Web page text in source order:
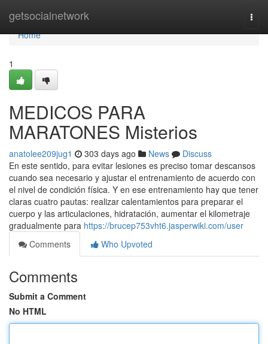
getsocialnetwork
Home
Home
1
MEDICOS PARA
MARATONES Misterios
anatolee209jug1 303 days ago News
Discuss
En este sentido, para evitar lesiones es preciso tomar descansos
cuando sea necesario y ajustar el entrenamiento de acuerdo con
el nivel de condición física. Y en ese entrenamiento hay que tener
claras cuatro pautas: realizar calentamientos para preparar el
cuerpo y las articulaciones, hidratación, aumentar el kilometraje
gradualmente para https://brucep753vht6.jasperwiki.com/user
Comments
Who Upvoted
Comments
Submit a Comment
No HTML